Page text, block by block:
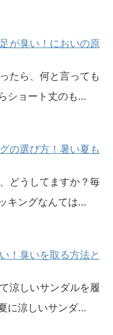
が臭い！においの原
たら、何と言っても
ショート丈のも…
の選び方！暑い夏も
どうしてますか？毎
キングなんては…
！臭いを取る方法と
涼しいサンダルを履
に涼しいサンダ…